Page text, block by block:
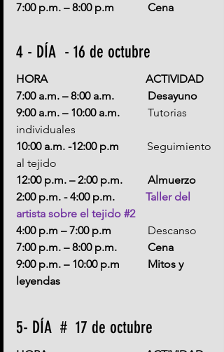
7:00 p.m. – 8:00 p.m            Cena
4 - DÍA  - 16 de octubre
HORA                                   ACTIVIDAD
7:00 a.m. – 8:00 a.m.            Desayuno
9:00 a.m. – 10:00 a.m. Tutorias
individuales
10:00 a.m. -12:00 p.m Seguimiento
al tejido
12:00 p.m. – 2:00 p.m.         Almuerzo
2:00 p.m. - 4:00 p.m. Taller del
artista sobre el tejido #2
4:00 p.m – 7:00 p.m Descanso
7:00 p.m. – 8:00 p.m.           Cena
9:00 p.m. – 10:00 p.m          Mitos y
leyendas
5- DÍA  #  17 de octubre